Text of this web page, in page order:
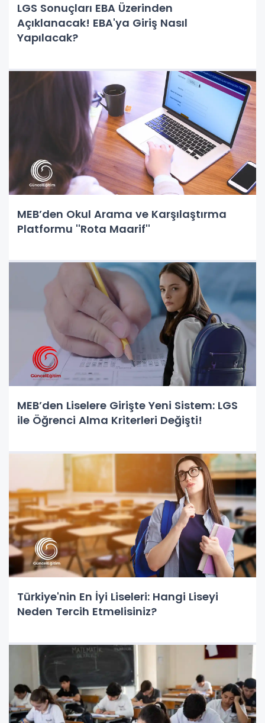
LGS Sonuçları EBA Üzerinden
Açıklanacak! EBA'ya Giriş Nasıl
Yapılacak?
MEB’den Okul Arama ve Karşılaştırma
Platformu ''Rota Maarif''
MEB’den Liselere Girişte Yeni Sistem: LGS
ile Öğrenci Alma Kriterleri Değişti!
Türkiye'nin En İyi Liseleri: Hangi Liseyi
Neden Tercih Etmelisiniz?